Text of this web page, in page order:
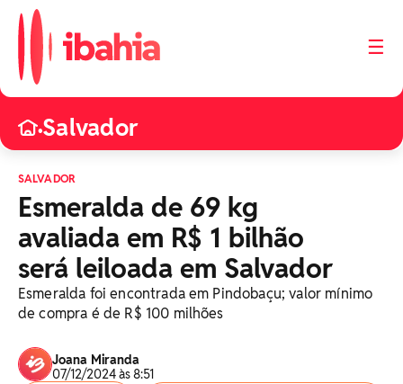
☰
•Salvador
SALVADOR
Esmeralda de 69 kg
avaliada em R$ 1 bilhão
será leiloada em Salvador
Esmeralda foi encontrada em Pindobaçu; valor mínimo
de compra é de R$ 100 milhões
Joana Miranda
07/12/2024 às 8:51